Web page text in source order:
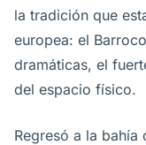
la tradición que
europea: el
dramáticas, el
del espacio físico.
Regresó a la